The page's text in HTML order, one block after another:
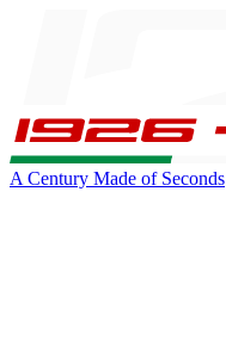
A Century Made of Seconds